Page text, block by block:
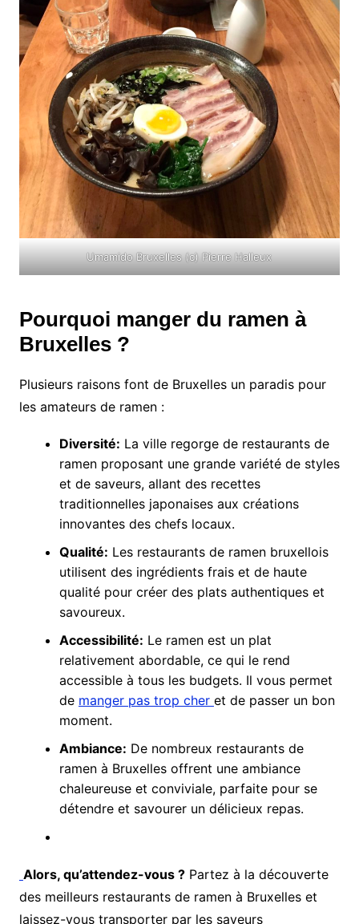
Umamido Bruxelles (c) Pierre Halleux
Pourquoi manger du ramen à
Bruxelles ?
Plusieurs raisons font de Bruxelles un paradis pour
les amateurs de ramen :
Diversité: La ville regorge de restaurants de
ramen proposant une grande variété de styles
et de saveurs, allant des recettes
traditionnelles japonaises aux créations
innovantes des chefs locaux.
Qualité: Les restaurants de ramen bruxellois
utilisent des ingrédients frais et de haute
qualité pour créer des plats authentiques et
savoureux.
Accessibilité: Le ramen est un plat
relativement abordable, ce qui le rend
accessible à tous les budgets. Il vous permet
de manger pas trop cher et de passer un bon
moment.
Ambiance: De nombreux restaurants de
ramen à Bruxelles offrent une ambiance
chaleureuse et conviviale, parfaite pour se
détendre et savourer un délicieux repas.
Alors, qu’attendez-vous ?Partez à la découverte
des meilleurs restaurants de ramen à Bruxelles et
laissez-vous transporter par les saveurs